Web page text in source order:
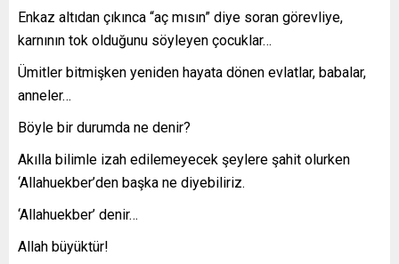
Enkaz altıdan çıkınca “aç mısın” diye soran görevliye,
karnının tok olduğunu söyleyen çocuklar…
Ümitler bitmişken yeniden hayata dönen evlatlar, babalar,
anneler…
Böyle bir durumda ne denir?
Akılla bilimle izah edilemeyecek şeylere şahit olurken
‘Allahuekber’den başka ne diyebiliriz.
‘Allahuekber’ denir…
Allah büyüktür!